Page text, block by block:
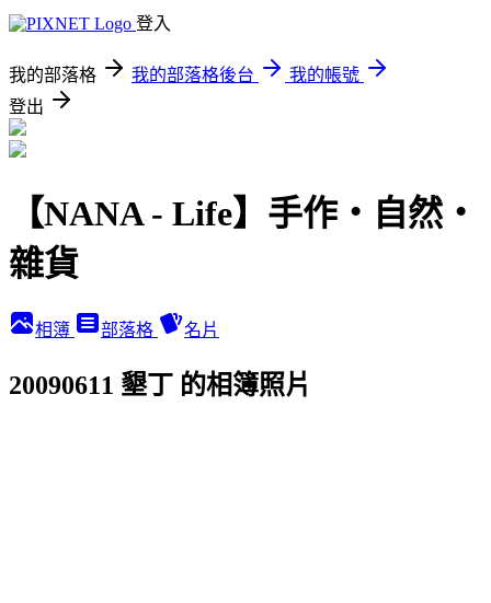
登入
我的部落格 我的部落格後台
我的帳號
登出
【NANA - Life】手作‧自然‧
雜貨
相簿 部落格 名片
20090611 墾丁 的相簿照片